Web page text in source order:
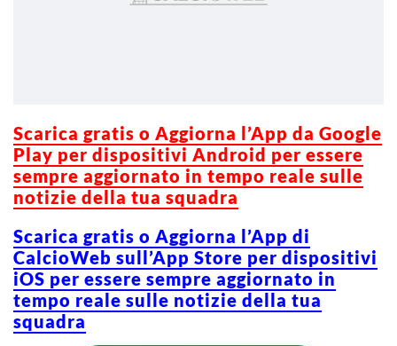
Scarica gratis o Aggiorna l’App da Google
Play per dispositivi Android per essere
sempre aggiornato in tempo reale sulle
notizie della tua squadra
Scarica gratis o Aggiorna l’App di
CalcioWeb sull’App Store per dispositivi
iOS per essere sempre aggiornato in
tempo reale sulle notizie della tua
squadra